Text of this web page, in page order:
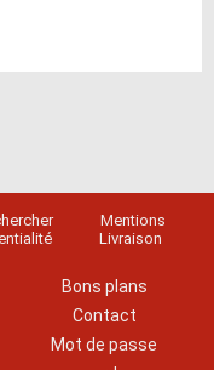
Mentions
Livraison
Bons plans
Contact
Mot de passe